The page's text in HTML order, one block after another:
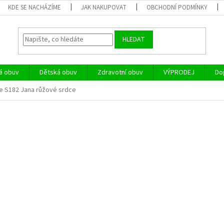
KDE SE NACHÁZÍME JAK NAKUPOVAT OBCHODNÍ PODMÍNKY
HLEDAT
obuv Dětská obuv Zdravotní obuv VÝPRODEJ
S182 Jana růžové srdce